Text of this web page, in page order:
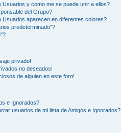
y como me se puede unir a ellos?
del Grupo?
Usuarios aparecen en diferentes colores?
predeterminado"?
privado!
no deseados!
de alguien en este foro!
e Ignorados?
usuarios de mi lista de Amigos e Ignorados?